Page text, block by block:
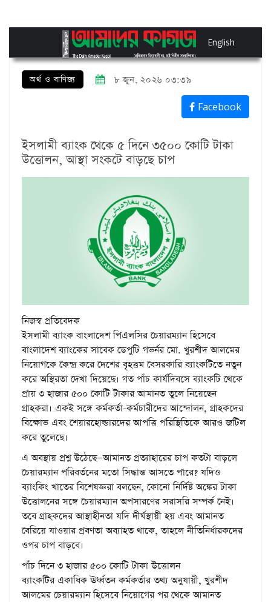
English
অর্থ ও বাণিজ্য ৮ জুন, ২০২৬ ০৩:৩৯
Facebook
ইসলামী ব্যাংক থেকে ৫ দিনে ৩৫০০ কোটি টাকা
উত্তোলন, আস্থা সংকটে বাড়ছে চাপ
নিজস্ব প্রতিবেদক
ইসলামী ব্যাংক বাংলাদেশ পিএলসির চেয়ারম্যান হিসেবে
বাংলাদেশ ব্যাংকের সাবেক ডেপুটি গভর্নর মো. খুরশীদ আলমের
নিয়োগকে কেন্দ্র করে দেশের বৃহত্তম বেসরকারি ব্যাংকটিতে নতুন
করে অস্থিরতা দেখা দিয়েছে। গত পাঁচ কার্যদিবসে ব্যাংকটি থেকে
প্রায় ৩ হাজার ৫০০ কোটি টাকার আমানত তুলে নিয়েছেন
গ্রাহকরা। একই সঙ্গে কর্মকর্তা-কর্মচারীদের আন্দোলন, গ্রাহকদের
বিক্ষোভ এবং শেয়ারহোল্ডারদের আপত্তি পরিস্থিতিকে আরও জটিল
করে তুলেছে।
এ অবস্থায় প্রশ্ন উঠেছে—আমানত প্রত্যাহারের চাপ কতটা বাড়লে
চেয়ারম্যান পরিবর্তনের মতো সিদ্ধান্ত আসতে পারে? যদিও
ব্যাংকিং খাতের বিশেষজ্ঞরা বলছেন, কোনো নির্দিষ্ট অঙ্কের টাকা
উত্তোলনের সঙ্গে চেয়ারম্যান অপসারণের সরাসরি সম্পর্ক নেই।
তবে গ্রাহকদের আস্থাহীনতা যদি দীর্ঘস্থায়ী হয় এবং আমানত
বেরিয়ে যাওয়ার প্রবণতা অব্যাহত থাকে, তাহলে নীতিনির্ধারকদের
ওপর চাপ বাড়বে।
পাঁচ দিনে ৩ হাজার ৫০০ কোটি টাকা উত্তোলন
ব্যাংকটির একাধিক ঊর্ধ্বতন কর্মকর্তার তথ্য অনুযায়ী, খুরশীদ
আলমের চেয়ারম্যান হিসেবে নিয়োগের পর থেকে আমানত